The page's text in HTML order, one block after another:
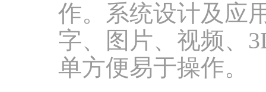
作。系统设计及应
字、图片、视频、
单方便易于操作。